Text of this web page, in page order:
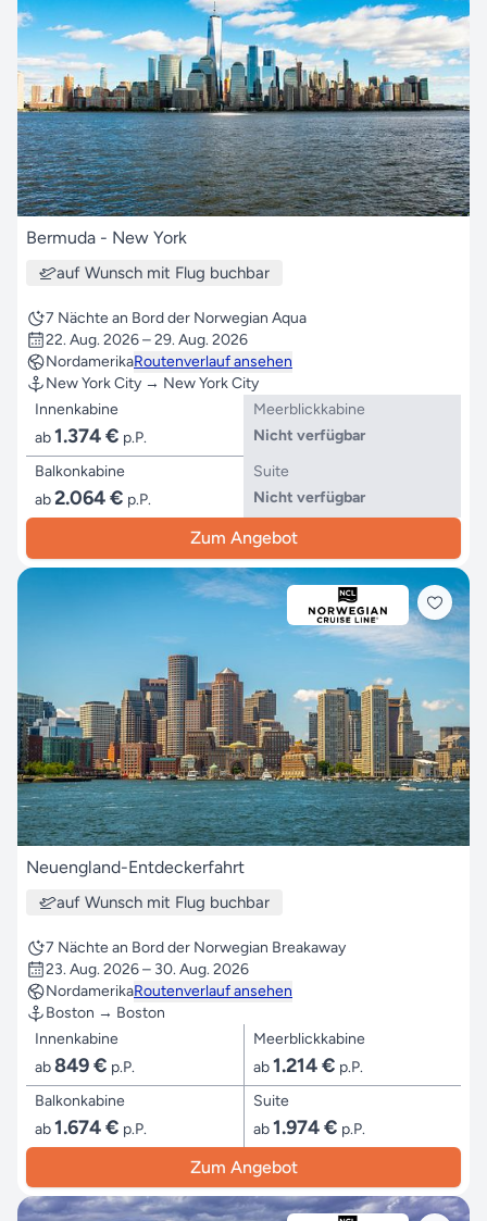
Bermuda - New York
auf Wunsch mit Flug buchbar
7 Nächte an Bord der Norwegian Aqua
22. Aug. 2026 – 29. Aug. 2026
NordamerikaRoutenverlauf ansehen
New York City → New York City
Innenkabine
ab1.374 € p.P.
Meerblickkabine
Nicht verfügbar
Balkonkabine
ab2.064 € p.P.
Suite
Nicht verfügbar
Zum Angebot
Neuengland-Entdeckerfahrt
auf Wunsch mit Flug buchbar
7 Nächte an Bord der Norwegian Breakaway
23. Aug. 2026 – 30. Aug. 2026
NordamerikaRoutenverlauf ansehen
Boston → Boston
Innenkabine
ab849 € p.P.
Meerblickkabine
ab1.214 € p.P.
Balkonkabine
ab1.674 € p.P.
Suite
ab1.974 € p.P.
Zum Angebot